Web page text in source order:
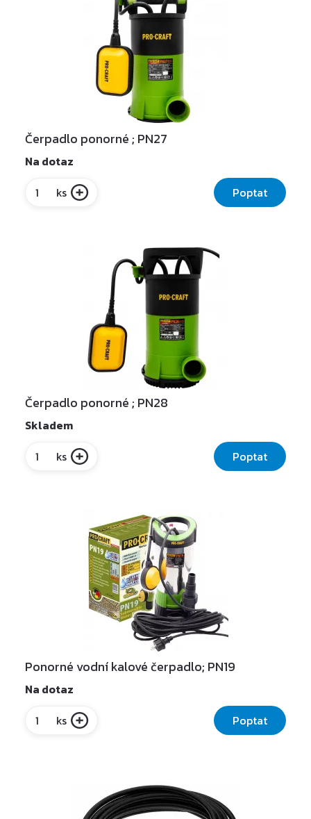
Čerpadlo ponorné ; PN27
Na dotaz
ks
Poptat
Čerpadlo ponorné ; PN28
Skladem
ks
Poptat
Ponorné vodní kalové čerpadlo; PN19
Na dotaz
ks
Poptat